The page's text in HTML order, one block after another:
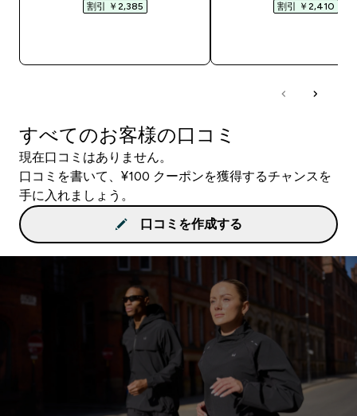
割引 ￥2,385‎
割引 ￥2,410‎
すべてのお客様の口コミ
現在口コミはありません。
口コミを書いて、¥100 クーポンを獲得するチャンスを
手に入れましょう。
口コミを作成する